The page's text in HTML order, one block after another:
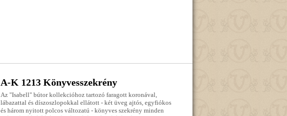
A-K 1213 Könyvesszekrény
Az "Isabell" bútor kollekcióhoz tartozó faragott koronával,
lábazattal és díszoszlopokkal ellátott - két üveg ajtós, egyfiókos
és három nyitott polcos változatú - könyves szekrény minden